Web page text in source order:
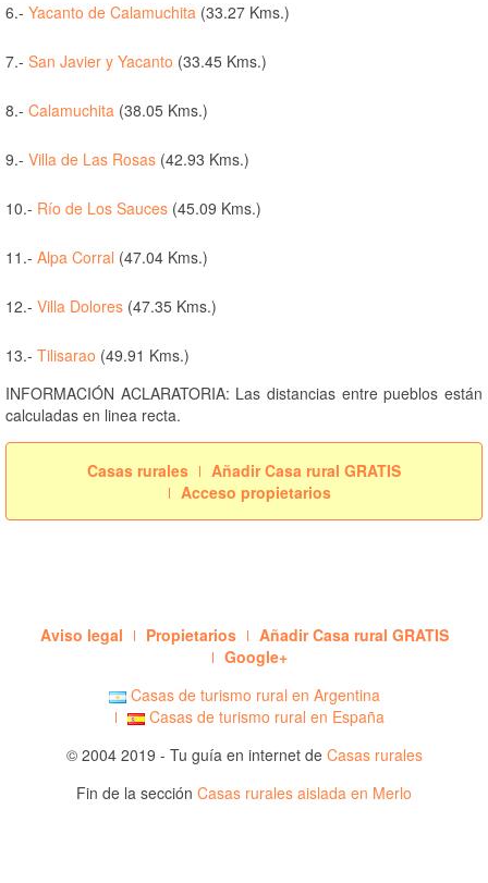
6.- Yacanto de Calamuchita (33.27 Kms.)
7.- San Javier y Yacanto (33.45 Kms.)
8.- Calamuchita (38.05 Kms.)
9.- Villa de Las Rosas (42.93 Kms.)
10.- Río de Los Sauces (45.09 Kms.)
11.- Alpa Corral (47.04 Kms.)
12.- Villa Dolores (47.35 Kms.)
13.- Tilisarao (49.91 Kms.)
INFORMACIÓN ACLARATORIA: Las distancias entre pueblos están
calculadas en linea recta.
Casas rurales
Añadir Casa rural GRATIS
Acceso propietarios
Aviso legal Propietarios
Añadir Casa rural GRATIS
Google+
Casas de turismo rural en Argentina
Casas de turismo rural en España
© 2004 2019 - Tu guía en internet de Casas rurales
Fin de la sección Casas rurales aislada en Merlo